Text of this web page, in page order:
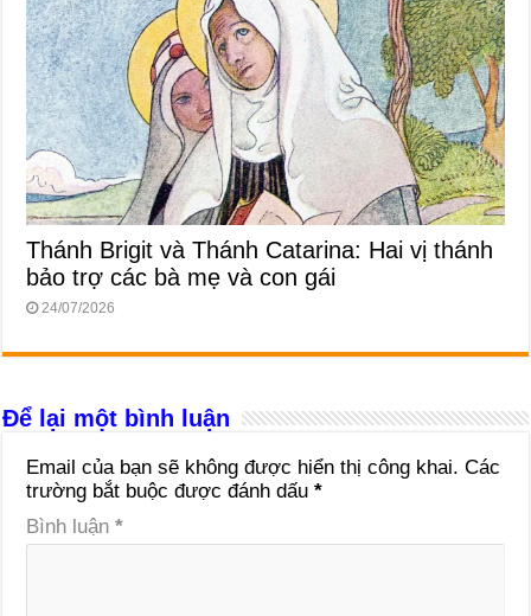
Thánh Brigit và Thánh Catarina: Hai vị thánh
bảo trợ các bà mẹ và con gái
24/07/2026
Để lại một bình luận
Email của bạn sẽ không được hiển thị công khai. Các
trường bắt buộc được đánh dấu*
Bình luận*